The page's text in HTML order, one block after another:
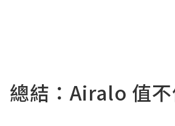
總結：Airalo 值不